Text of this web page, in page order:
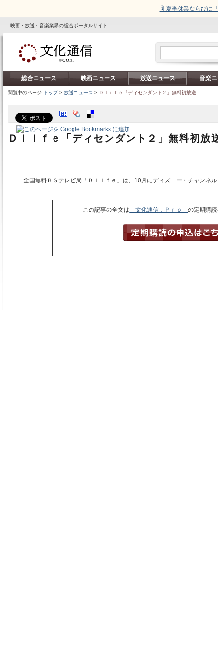
🗓️ 夏季休業ならびに
映画・放送・音楽業界の総合ポータルサイト
総合ニュース 映画ニュース 放送ニュース 音楽
閲覧中のページ: トップ> 放送ニュース > Ｄｌｉｆｅ「ディセンダント２」無料初放送
Ｄｌｉｆｅ「ディセンダント２」無料初放
全国無料ＢＳテレビ局「Ｄｌｉｆｅ」は、10月にディズニー・チャンネ
この記事の全文は 「文化通信．Ｐｒｏ」の定期購